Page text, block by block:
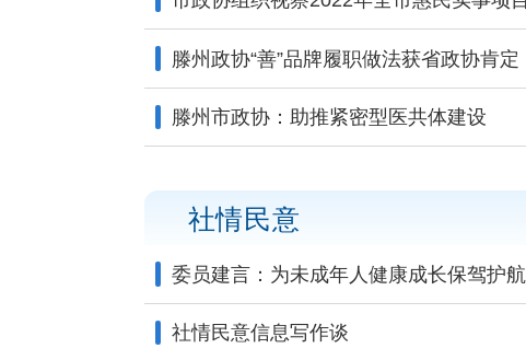
滕州政协“善”品牌履职做法获省政协肯定
滕州市政协：助推紧密型医共体建设
社情民意
委员建言：为未成年人健康成长保驾护航
社情民意信息写作谈